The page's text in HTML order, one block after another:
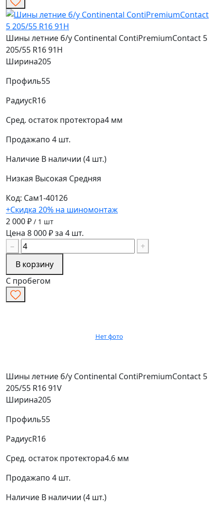
Шины летние б/у Continental ContiPremiumContact 5
205/55 R16 91H
Ширина205
Профиль55
РадиусR16
Сред. остаток протектора4 мм
Продажапо 4 шт.
Наличие В наличии (4 шт.)
Низкая Высокая Средняя
Код: Сам1-40126
+Скидка 20% на шиномонтаж
2 000 ₽ / 1 шт
Цена 8 000 ₽ за 4 шт.
−
+
В корзину
С пробегом
Нет фото
Шины летние б/у Continental ContiPremiumContact 5
205/55 R16 91V
Ширина205
Профиль55
РадиусR16
Сред. остаток протектора4.6 мм
Продажапо 4 шт.
Наличие В наличии (4 шт.)